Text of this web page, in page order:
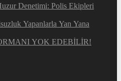
Denetimi: Polis Ekipleri
Yapanlarla Yan Yana
YOK EDEBİLİR!